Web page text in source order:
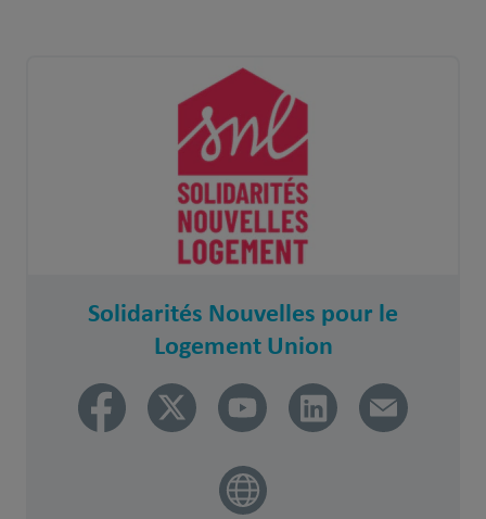
Solidarités Nouvelles pour le
Logement Union